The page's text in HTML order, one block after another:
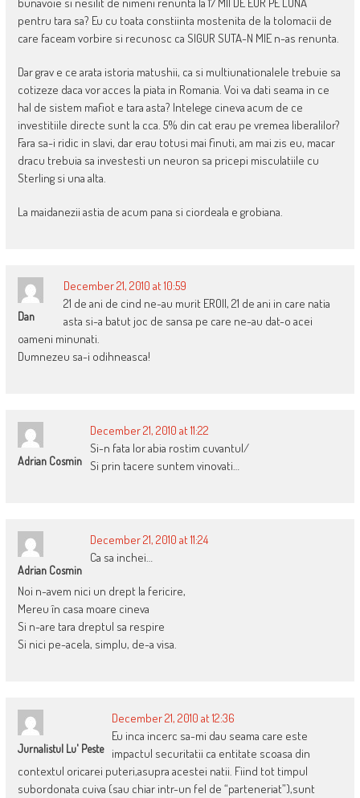
pentru tara sa? Eu cu toata constiinta mostenita de la tolomacii de
care faceam vorbire si recunosc ca SIGUR SUTA-N MIE n-as renunta.
Dar grav e ce arata istoria matushii, ca si multiunationalele trebuie sa
cotizeze daca vor acces la piata in Romania. Voi va dati seama in ce
hal de sistem mafiot e tara asta? Intelege cineva acum de ce
investitiile directe sunt la cca. 5% din cat erau pe vremea liberalilor?
Fara sa-i ridic in slavi, dar erau totusi mai finuti, am mai zis eu, macar
dracu trebuia sa investesti un neuron sa pricepi misculatiile cu
Sterling si una alta.
La maidanezii astia de acum pana si ciordeala e grobiana.
Dan
December 21, 2010 at 10:59
21 de ani de cind ne-au murit EROII, 21 de ani in care natia
asta si-a batut joc de sansa pe care ne-au dat-o acei
oameni minunati.
Dumnezeu sa-i odihneasca!
Adrian Cosmin
December 21, 2010 at 11:22
Si-n fata lor abia rostim cuvantul/
Si prin tacere suntem vinovati…
Adrian Cosmin
December 21, 2010 at 11:24
Ca sa inchei…
Noi n-avem nici un drept la fericire,
Mereu în casa moare cineva
Si n-are tara dreptul sa respire
Si nici pe-acela, simplu, de-a visa.
Jurnalistul Lu' Peste
December 21, 2010 at 12:36
Eu inca incerc sa-mi dau seama care este
impactul securitatii ca entitate scoasa din
contextul oricarei puteri,asupra acestei natii. Fiind tot timpul
subordonata cuiva (sau chiar intr-un fel de “parteneriat”),sunt